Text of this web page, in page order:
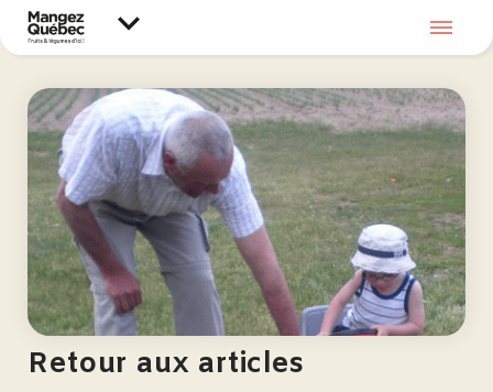
Retour aux articles